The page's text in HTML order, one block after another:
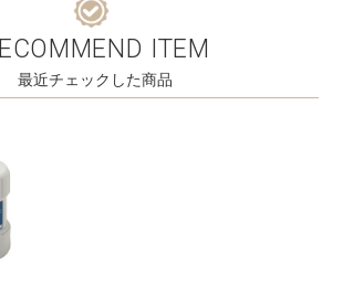
ITEM
最近チェックした商品